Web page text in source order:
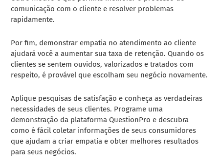
comunicação com o cliente e resolver problemas
rapidamente.
Por fim, demonstrar empatia no atendimento ao cliente
ajudará você a aumentar sua taxa de retenção. Quando os
clientes se sentem ouvidos, valorizados e tratados com
respeito, é provável que escolham seu negócio novamente.
Aplique pesquisas de satisfação e conheça as verdadeiras
necessidades de seus clientes. Programe uma
demonstração da plataforma QuestionPro e descubra
como é fácil coletar informações de seus consumidores
que ajudam a criar empatia e obter melhores resultados
para seus negócios.